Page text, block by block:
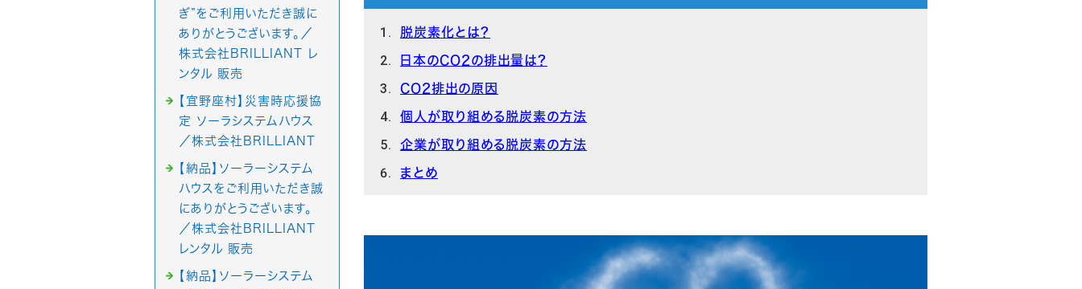
脱炭素化とは？
日本のCO2の排出量は？
CO2排出の原因
個人が取り組める脱炭素の方法
企業が取り組める脱炭素の方法
まとめ
ぎ”をご利用いただき誠に
ありがとうございます。／
株式会社BRILLIANT レ
ンタル 販売
【宜野座村】災害時応援協
定 ソーラシステムハウス
／株式会社BRILLIANT
【納品】ソーラーシステム
ハウスをご利用いただき誠
にありがとうございます。
／株式会社BRILLIANT
レンタル 販売
【納品】ソーラーシステム